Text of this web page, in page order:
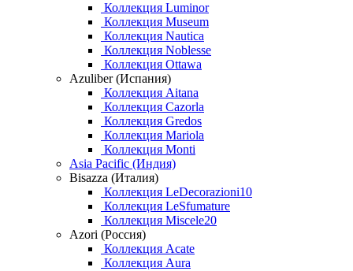
Коллекция Luminor
Коллекция Museum
Коллекция Nautica
Коллекция Noblesse
Коллекция Ottawa
Azuliber (Испания)
Коллекция Aitana
Коллекция Cazorla
Коллекция Gredos
Коллекция Mariola
Коллекция Monti
Asia Pacific (Индия)
Bisazza (Италия)
Коллекция LeDecorazioni10
Коллекция LeSfumature
Коллекция Miscele20
Azori (Россия)
Коллекция Acate
Коллекция Aura